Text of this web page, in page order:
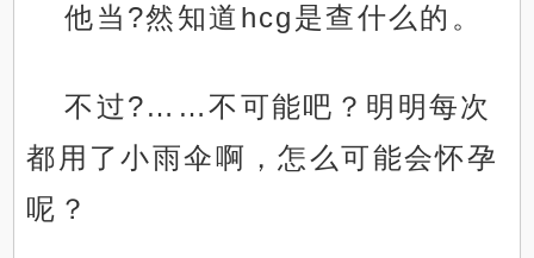
他当?然知道hcg是查什么的。
不过?……不可能吧？明明每次
都用了小雨伞啊，怎么可能会怀孕
呢？